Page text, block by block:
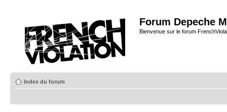
Forum Depeche
Bienvenue sur le forum
Index du forum